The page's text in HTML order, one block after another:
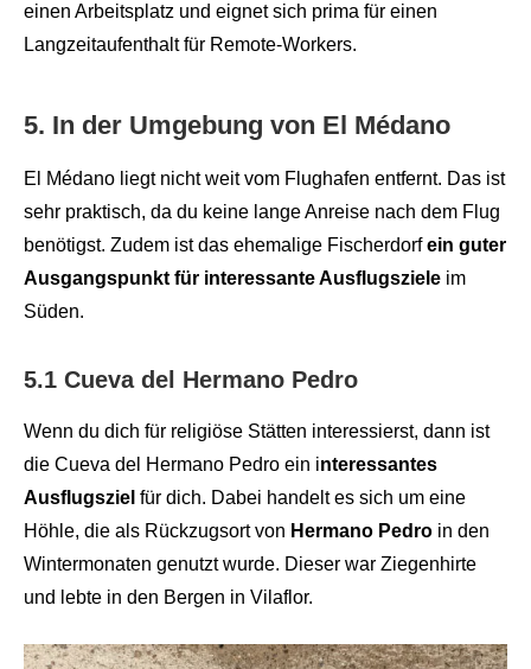
einen Arbeitsplatz und eignet sich prima für einen
Langzeitaufenthalt für Remote-Workers.
5. In der Umgebung von El Médano
El Médano liegt nicht weit vom Flughafen entfernt. Das ist
sehr praktisch, da du keine lange Anreise nach dem Flug
benötigst. Zudem ist das ehemalige Fischerdorfein guter
Ausgangspunkt für interessante Ausflugsziele im
Süden.
5.1 Cueva del Hermano Pedro
Wenn du dich für religiöse Stätten interessierst, dann ist
die Cueva del Hermano Pedro ein interessantes
Ausflugsziel für dich. Dabei handelt es sich um eine
Höhle, die als Rückzugsort von Hermano Pedro in den
Wintermonaten genutzt wurde. Dieser war Ziegenhirte
und lebte in den Bergen in Vilaflor.